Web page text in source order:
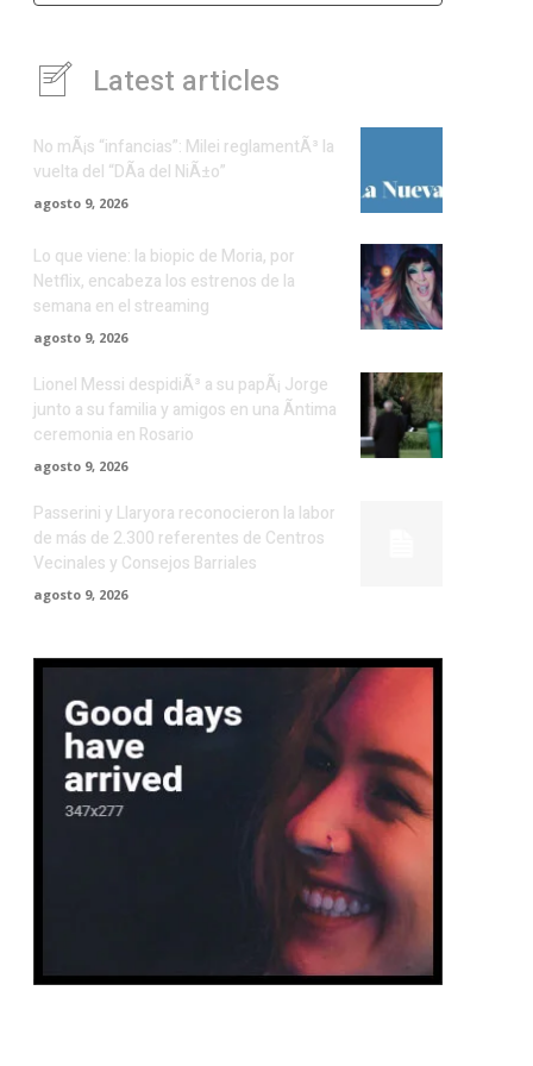
Latest articles
No mÃ¡s “infancias”: Milei reglamentÃ³ la
vuelta del “DÃ­a del NiÃ±o”
agosto 9, 2026
Lo que viene: la biopic de Moria, por
Netflix, encabeza los estrenos de la
semana en el streaming
agosto 9, 2026
Lionel Messi despidiÃ³ a su papÃ¡ Jorge
junto a su familia y amigos en una Ã­ntima
ceremonia en Rosario
agosto 9, 2026
Passerini y Llaryora reconocieron la labor
de más de 2.300 referentes de Centros
Vecinales y Consejos Barriales
agosto 9, 2026